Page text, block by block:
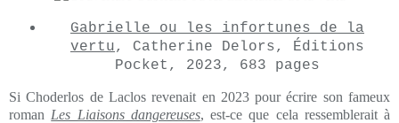
Gabrielle ou les infortunes de la
vertu, Catherine Delors, Éditions
Pocket, 2023, 683 pages
Si Choderlos de Laclos revenait en 2023 pour écrire son fameux
roman Les Liaisons dangereuses, est-ce que cela ressemblerait à